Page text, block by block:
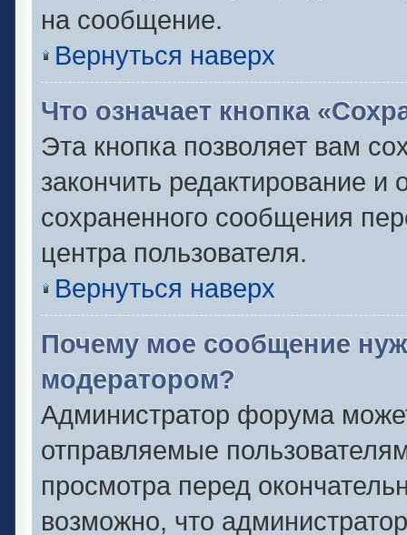
на сообщение.
Вернуться наверх
Что означает кнопка
Эта кнопка позволяет вам
закончить редактирование и
сохраненного сообщения
центра пользователя.
Вернуться наверх
Почему мое сообщение
модератором?
Администратор форума
отправляемые
просмотра перед
возможно, что